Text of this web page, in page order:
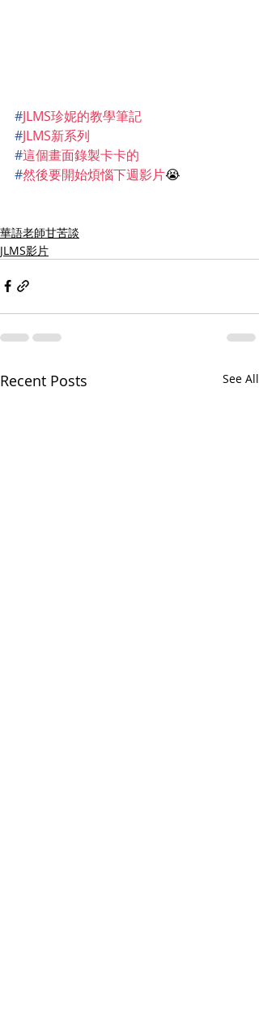
#JLMS珍妮的教學筆記
#JLMS新系列
#這個畫面錄製卡卡的
#然後要開始煩惱下週影片😭
華語老師甘苦談
JLMS影片
Recent Posts See All